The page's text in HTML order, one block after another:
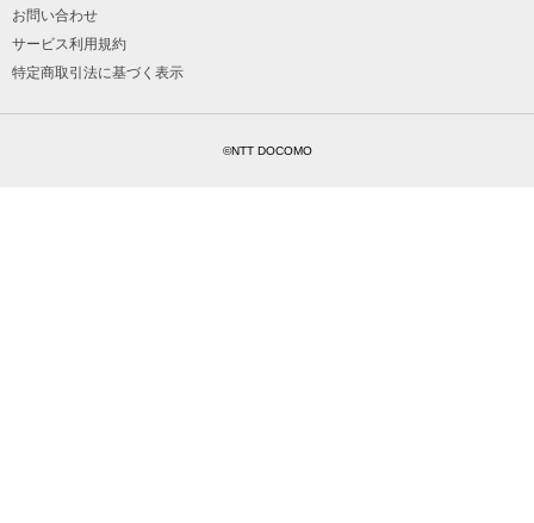
お問い合わせ
サービス利用規約
特定商取引法に基づく表示
©NTT DOCOMO